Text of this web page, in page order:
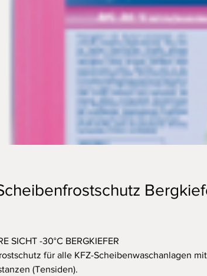
SICHT -30°C BERGKIEFER
für alle KFZ-Scheibenwaschanlagen mit
(Tensiden).